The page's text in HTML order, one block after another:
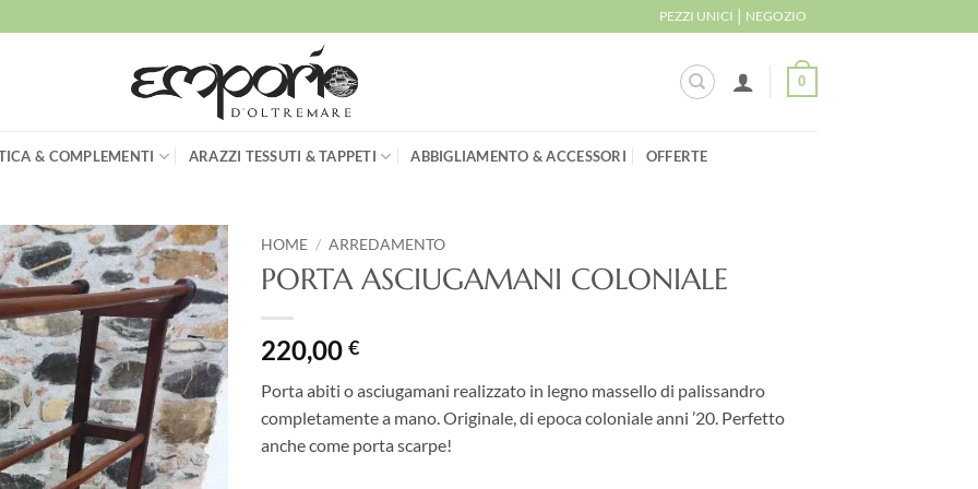
PEZZI UNICI | NEGOZIO
0
& COMPLEMENTI ARAZZI TESSUTI & TAPPETI ABBIGLIAMENTO & ACCESSORI OFFERTE
Aggiungi
alla lista
dei
desideri
HOME / ARREDAMENTO
PORTA ASCIUGAMANI COLONIALE
220,00 €
Porta abiti o asciugamani realizzato in legno massello di palissandro
completamente a mano. Originale, di epoca coloniale anni ’20. Perfetto
anche come porta scarpe!